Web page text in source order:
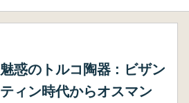
魅惑のトルコ陶器 : ビザン
ティン時代からオスマン